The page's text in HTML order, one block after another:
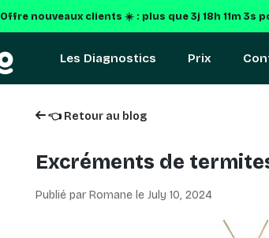
Offre nouveaux clients ☀️ : plus que 3j 18h 11m 2s
Les Diagnostics Prix
👈 Retour au blog
Excréments de
Publié par Romane le July 10, 2024